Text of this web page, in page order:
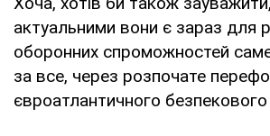
актуальними вони є зараз для
оборонних спроможностей
за все, через розпочате
євроатлантичного